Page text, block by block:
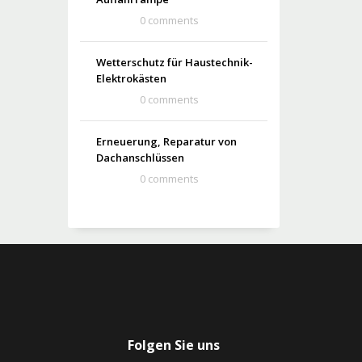
0 comments
Wetterschutz für Haustechnik-
Elektrokästen
0 comments
Erneuerung, Reparatur von
Dachanschlüssen
0 comments
Folgen Sie uns